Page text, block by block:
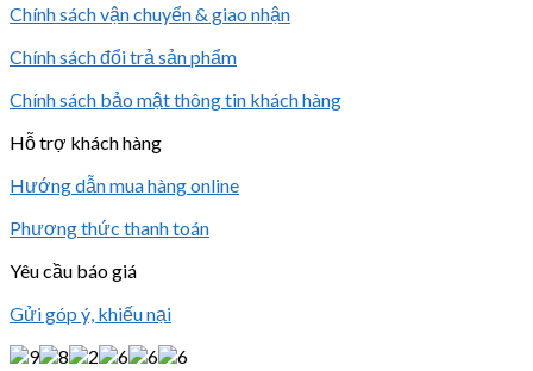
Chính sách vận chuyển & giao nhận
Chính sách đổi trả sản phẩm
Chính sách bảo mật thông tin khách hàng
Hỗ trợ khách hàng
Hướng dẫn mua hàng online
Phương thức thanh toán
Yêu cầu báo giá
Gửi góp ý, khiếu nại